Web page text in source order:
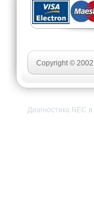
Copyright ©
Диагностика NEC